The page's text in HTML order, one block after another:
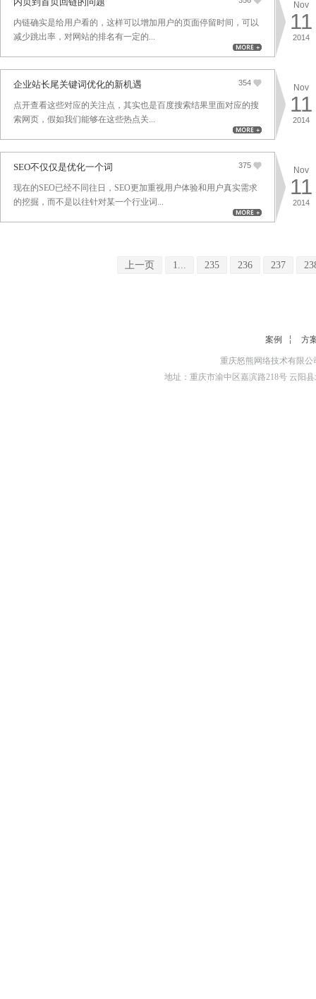
内链确实是给用户看的，这样可以增加用户的页面停留时间，可以
减少跳出率，对网站的排名有一定的...
Nov
11
2014
企业站长尾关键词优化的新机遇 354
点开查看这些对应的关注点，其实也是百度搜索结果里面对应的搜
索网页，假如我们能够在这些热点关...
Nov
11
2014
SEO不仅仅是优化一个词 375
现在的SEO已经不同往日，SEO更加重视用户体验和用户真实需求
的挖掘，而不是以往针对某一个行业词...
Nov
11
2014
上一页 1... 235 236 237
案例 方
重庆怒熊网络技术有限
地址：重庆市渝中区嘉滨路218号 云阳